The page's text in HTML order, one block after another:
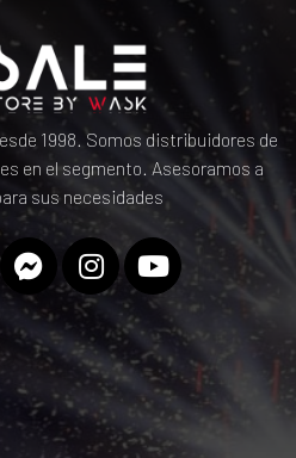
1998. Somos distribuidores de
en el segmento. Asesoramos a
sus necesidades